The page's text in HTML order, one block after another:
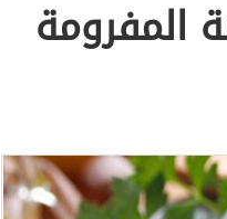
المفرومة